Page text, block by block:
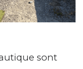
sont